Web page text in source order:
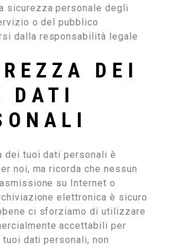
sicurezza personale degli
o del pubblico
dalla responsabilità legale
DEI
DATI
dei tuoi dati personali è
noi, ma ricorda che nessun
su Internet o
elettronica è sicuro
ci sforziamo di utilizzare
accettabili per
dati personali, non